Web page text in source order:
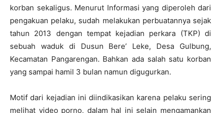
korban sekaligus. Menurut Informasi yang diperoleh dari
pengakuan pelaku, sudah melakukan perbuatannya sejak
tahun 2013 dengan tempat kejadian perkara (TKP) di
sebuah waduk di Dusun Bere’ Leke, Desa Gulbung,
Kecamatan Pangarengan. Bahkan ada salah satu korban
yang sampai hamil 3 bulan namun digugurkan.
Motif dari kejadian ini diindikasikan karena pelaku sering
melihat video porno, dalam hal ini selain mengamankan